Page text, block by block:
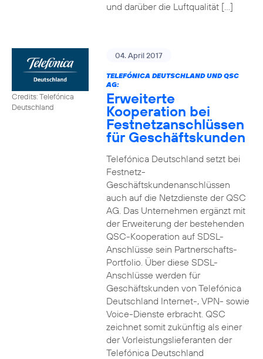
und darüber die Luftqualität […]
Credits: Telefónica
Deutschland
04. April 2017
TELEFÓNICA DEUTSCHLAND UND QSC
AG:
Erweiterte
Kooperation bei
Festnetzanschlüssen
für Geschäftskunden
Telefónica Deutschland setzt bei
Festnetz-
Geschäftskundenanschlüssen
auch auf die Netzdienste der QSC
AG. Das Unternehmen ergänzt mit
der Erweiterung der bestehenden
QSC-Kooperation auf SDSL-
Anschlüsse sein Partnerschafts-
Portfolio. Über diese SDSL-
Anschlüsse werden für
Geschäftskunden von Telefónica
Deutschland Internet-, VPN- sowie
Voice-Dienste erbracht. QSC
zeichnet somit zukünftig als einer
der Vorleistungslieferanten der
Telefónica Deutschland